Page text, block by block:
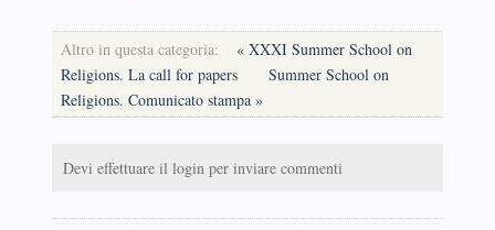
Altro in questa categoria:
« XXXI Summer School on
Religions. La call for papers
Summer School on
Religions. Comunicato stampa »
Devi effettuare il login per inviare commenti